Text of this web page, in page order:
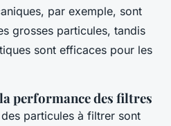
par exemple, sont
grosses particules, tandis
sont efficaces pour les
performance des filtres
particules à filtrer sont